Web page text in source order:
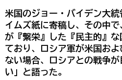
米国のジョー・バイデン大
イムズ紙に寄稿し、その中
が『繫栄』した『民主的』
ており、ロシア軍が米国お
ない場合、ロシアとの戦争
い」と語った。